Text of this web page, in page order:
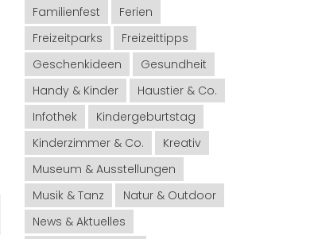
Familienfest
Ferien
Freizeitparks
Freizeittipps
Geschenkideen
Gesundheit
Handy & Kinder
Haustier & Co.
Infothek
Kindergeburtstag
Kinderzimmer & Co.
Kreativ
Museum & Ausstellungen
Musik & Tanz
Natur & Outdoor
News & Aktuelles